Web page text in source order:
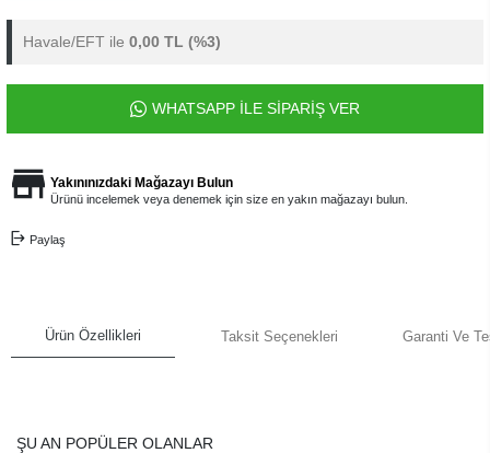
Havale/EFT ile 0,00 TL (%3)
WHATSAPP İLE SİPARİŞ VER
Yakınınızdaki Mağazayı Bulun
Ürünü incelemek veya denemek için size en yakın mağazayı bulun.
Paylaş
Ürün Özellikleri Taksit Seçenekleri Garanti Ve
ŞU AN POPÜLER OLANLAR